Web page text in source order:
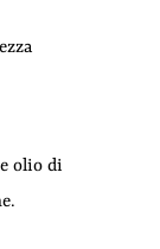
olio di